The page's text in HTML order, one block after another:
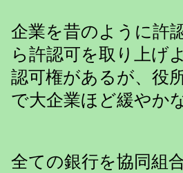
企業を昔のように許
ら許認可を取り上げ
認可権があるが、役
で大企業ほど緩やか
全ての銀行を協同組